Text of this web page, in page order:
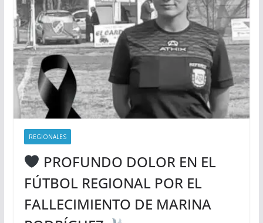
REGIONALES
PROFUNDO DOLOR EN EL
FÚTBOL REGIONAL POR EL
FALLECIMIENTO DE MARINA